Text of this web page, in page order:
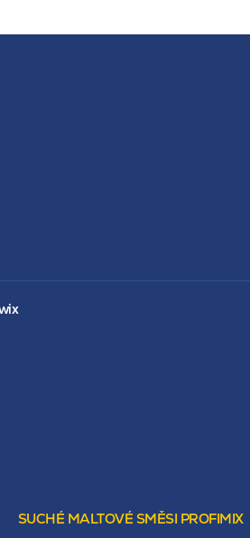
SUCHÉ MALTOVÉ SMĚSI PROFIMIX